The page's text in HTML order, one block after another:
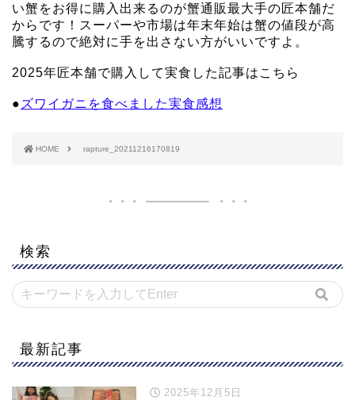
い蟹をお得に購入出来るのが蟹通販最大手の匠本舗だ
からです！スーパーや市場は年末年始は蟹の値段が高
騰するので絶対に手を出さない方がいいですよ。
2025年匠本舗で購入して実食した記事はこちら
● ズワイガニを食べました実食感想
HOME rapture_20211216170819
検索
最新記事
2025年12月5日